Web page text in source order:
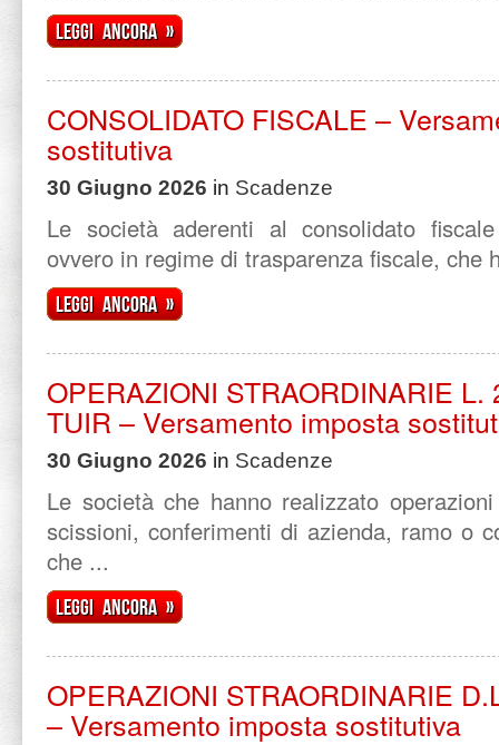
Leggi ancora »
CONSOLIDATO FISCALE –
sostitutiva
30 Giugno 2026 in Scadenze
Le società aderenti al consolidato
ovvero in regime di trasparenza fiscale, che
Leggi ancora »
OPERAZIONI STRAORDINARIE
TUIR – Versamento imposta
30 Giugno 2026 in Scadenze
Le società che hanno realizzato
scissioni, conferimenti di azienda, ramo o
che ...
Leggi ancora »
OPERAZIONI STRAORDINARIE
– Versamento imposta sostitutiva